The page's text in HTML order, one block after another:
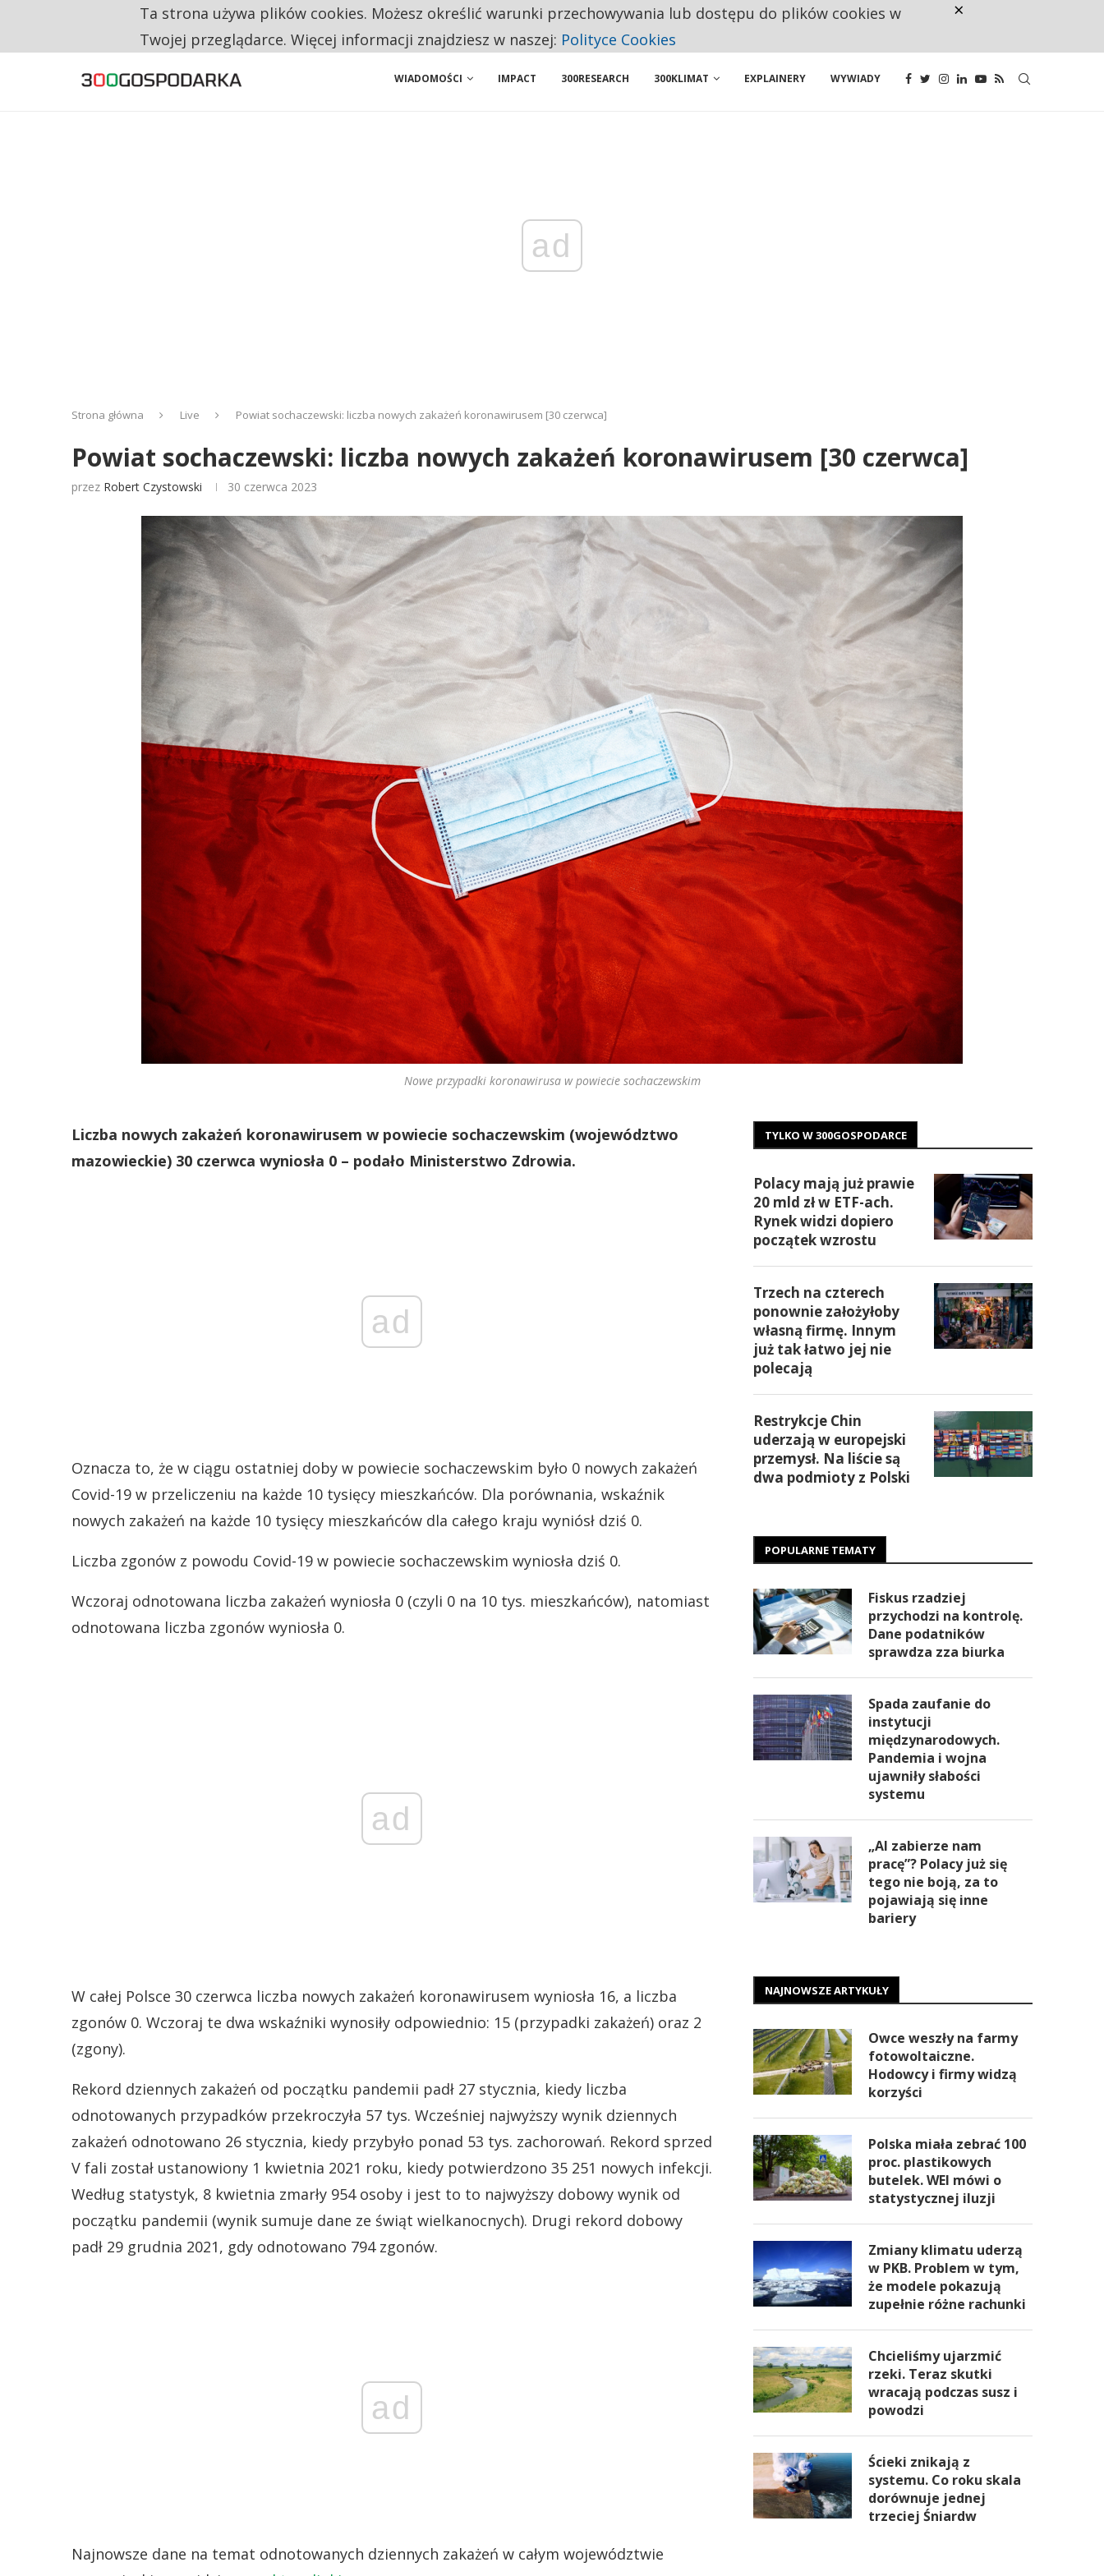
RESTRYKCJE CHIN UDERZAJĄ W EUROPEJSKI PRZEMYSŁ. NA LIŚCIE SĄ DWA PODMIOTY Z POLSKI
WIADOMOŚCI IMPACT 300RESEARCH 300KLIMAT EXPLAINERY WYWIADY
ad
Strona główna Live Powiat sochaczewski: liczba nowych zakażeń koronawirusem [30 czerwca]
Powiat sochaczewski: liczba nowych zakażeń koronawirusem [30 czerwca]
przez Robert Czystowski 30 czerwca 2023
Nowe przypadki koronawirusa w powiecie sochaczewskim
Liczba nowych zakażeń koronawirusem w powiecie sochaczewskim (województwo
mazowieckie) 30 czerwca wyniosła 0 – podało Ministerstwo Zdrowia.
ad
Oznacza to, że w ciągu ostatniej doby w powiecie sochaczewskim było 0 nowych zakażeń
Covid-19 w przeliczeniu na każde 10 tysięcy mieszkańców. Dla porównania, wskaźnik
nowych zakażeń na każde 10 tysięcy mieszkańców dla całego kraju wyniósł dziś 0.
Liczba zgonów z powodu Covid-19 w powiecie sochaczewskim wyniosła dziś 0.
Wczoraj odnotowana liczba zakażeń wyniosła 0 (czyli 0 na 10 tys. mieszkańców), natomiast
odnotowana liczba zgonów wyniosła 0.
ad
W całej Polsce 30 czerwca liczba nowych zakażeń koronawirusem wyniosła 16, a liczba
zgonów 0. Wczoraj te dwa wskaźniki wynosiły odpowiednio: 15 (przypadki zakażeń) oraz 2
(zgony).
Rekord dziennych zakażeń od początku pandemii padł 27 stycznia, kiedy liczba
odnotowanych przypadków przekroczyła 57 tys. Wcześniej najwyższy wynik dziennych
zakażeń odnotowano 26 stycznia, kiedy przybyło ponad 53 tys. zachorowań. Rekord sprzed
V fali został ustanowiony 1 kwietnia 2021 roku, kiedy potwierdzono 35 251 nowych infekcji.
Według statystyk, 8 kwietnia zmarły 954 osoby i jest to to najwyższy dobowy wynik od
początku pandemii (wynik sumuje dane ze świąt wielkanocnych). Drugi rekord dobowy
padł 29 grudnia 2021, gdy odnotowano 794 zgonów.
ad
Najnowsze dane na temat odnotowanych dziennych zakażeń w całym województwie
TYLKO W 300GOSPODARCE
Polacy mają już prawie
20 mld zł w ETF-ach.
Rynek widzi dopiero
początek wzrostu
Trzech na czterech
ponownie założyłoby
własną firmę. Innym
już tak łatwo jej nie
polecają
Restrykcje Chin
uderzają w europejski
przemysł. Na liście są
dwa podmioty z Polski
POPULARNE TEMATY
Fiskus rzadziej
przychodzi na kontrolę.
Dane podatników
sprawdza zza biurka
Spada zaufanie do
instytucji
międzynarodowych.
Pandemia i wojna
ujawniły słabości
systemu
„AI zabierze nam
pracę”? Polacy już się
tego nie boją, za to
pojawiają się inne
bariery
NAJNOWSZE ARTYKUŁY
Owce weszły na farmy
fotowoltaiczne.
Hodowcy i firmy widzą
korzyści
Polska miała zebrać 100
proc. plastikowych
butelek. WEI mówi o
statystycznej iluzji
Zmiany klimatu uderzą
w PKB. Problem w tym,
że modele pokazują
zupełnie różne rachunki
Chcieliśmy ujarzmić
rzeki. Teraz skutki
wracają podczas susz i
powodzi
Ścieki znikają z
systemu. Co roku skala
dorównuje jednej
trzeciej Śniardw
Ta strona używa plików cookies. Możesz określić warunki przechowywania lub dostępu do plików cookies w
Twojej przeglądarce. Więcej informacji znajdziesz w naszej: Polityce Cookies
×